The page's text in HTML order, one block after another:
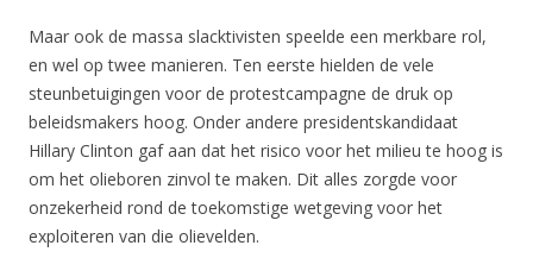
Maar ook de massa slacktivisten speelde een merkbare rol,
en wel op twee manieren. Ten eerste hielden de vele
steunbetuigingen voor de protestcampagne de druk op
beleidsmakers hoog. Onder andere presidentskandidaat
Hillary Clinton gaf aan dat het risico voor het milieu te hoog is
om het olieboren zinvol te maken. Dit alles zorgde voor
onzekerheid rond de toekomstige wetgeving voor het
exploiteren van die olievelden.